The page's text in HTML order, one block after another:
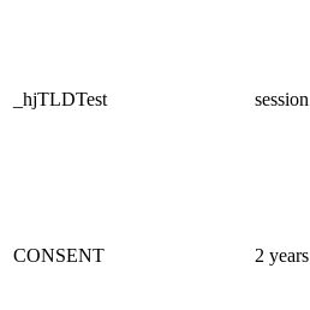
_hjTLDTest session
CONSENT 2 years